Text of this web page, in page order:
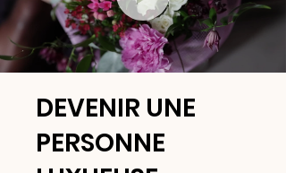
DEVENIR UNE
PERSONNE